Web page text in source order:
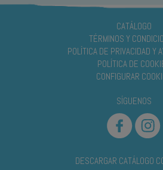
CATÁLOGO
TÉRMINOS Y
POLÍTICA DE PRIVACIDAD Y
POLÍTICA DE
CONFIGURAR
SÍGUENOS
DESCARGAR CATÁLOGO